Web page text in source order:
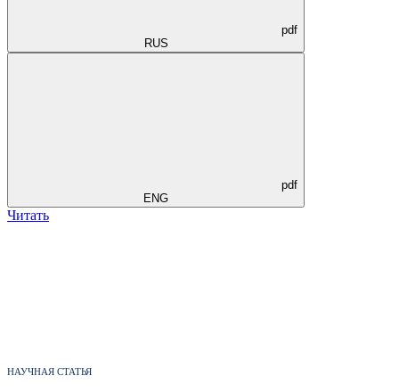
pdf
RUS
pdf
ENG
Читать
НАУЧНАЯ СТАТЬЯ